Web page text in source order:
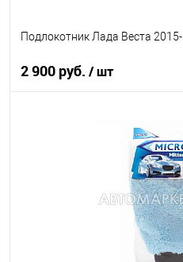
Подлокотник Лада Веста 2015-
2 900 руб. / шт